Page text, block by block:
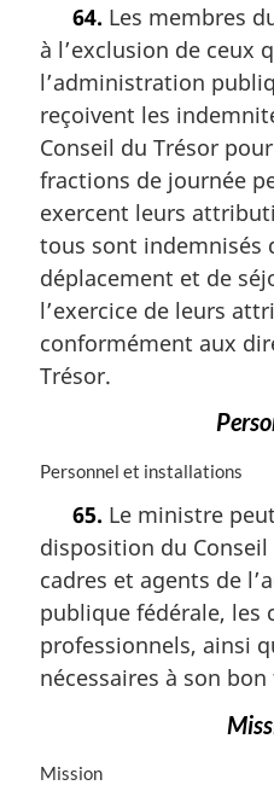
e
:
e
m
r
g
i
a
l
e
:
64. Les membres
à l’exclusion de ceux
l’administration
reçoivent les
Conseil du Trésor
fractions de journée
exercent leurs
tous sont indemnisés
déplacement et de
l’exercice de leurs
conformément aux
Trésor.
N
e
m
r
g
i
e
Personnel et installations
65. Le ministre
disposition du Conseil
cadres et agents de
publique fédérale, les
professionnels, ainsi
nécessaires à son
N
Mission